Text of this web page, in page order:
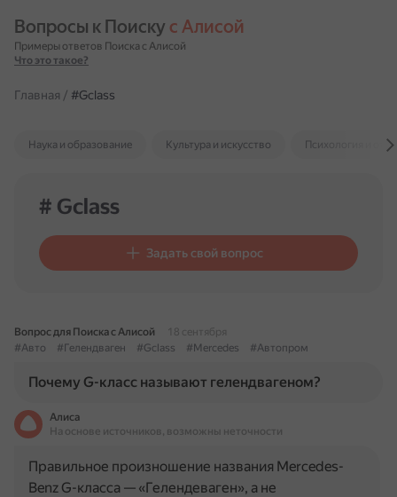
Вопросы к Поиску с Алисой
Примеры ответов Поиска с Алисой
Что это такое?
Главная / #Gclass
Наука и образование Культура и искусство Психология и
# Gclass
Задать свой вопрос
Вопрос для Поиска с Алисой
18 сентября
#Авто
#Гелендваген #Gclass #Mercedes #Автопром
Почему G-класс называют гелендвагеном?
Алиса
На основе источников, возможны неточности
Правильное произношение названия Mercedes-
Benz G-класса — «Гелендеваген», а не